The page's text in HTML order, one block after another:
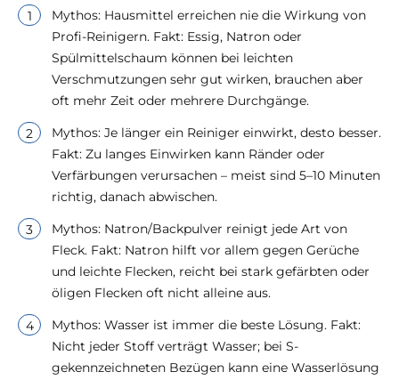
Mythos: Hausmittel erreichen nie die Wirkung von
Profi-Reinigern. Fakt: Essig, Natron oder
Spülmittelschaum können bei leichten
Verschmutzungen sehr gut wirken, brauchen aber
oft mehr Zeit oder mehrere Durchgänge.
Mythos: Je länger ein Reiniger einwirkt, desto besser.
Fakt: Zu langes Einwirken kann Ränder oder
Verfärbungen verursachen – meist sind 5–10 Minuten
richtig, danach abwischen.
Mythos: Natron/Backpulver reinigt jede Art von
Fleck. Fakt: Natron hilft vor allem gegen Gerüche
und leichte Flecken, reicht bei stark gefärbten oder
öligen Flecken oft nicht alleine aus.
Mythos: Wasser ist immer die beste Lösung. Fakt:
Nicht jeder Stoff verträgt Wasser; bei S-
gekennzeichneten Bezügen kann eine Wasserlösung